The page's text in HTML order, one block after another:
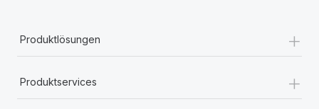
Produktlösungen +
Produktservices +